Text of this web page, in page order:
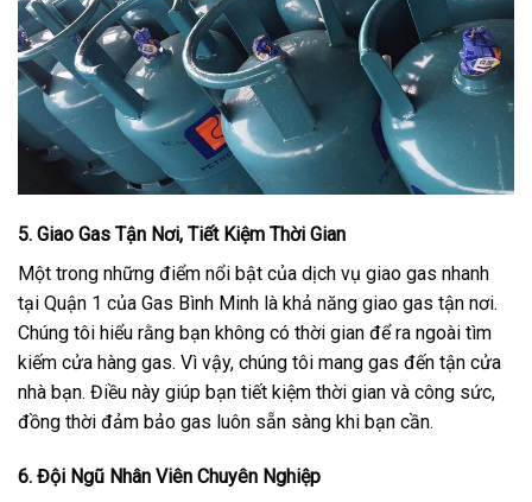
5. Giao Gas Tận Nơi, Tiết Kiệm Thời Gian
Một trong những điểm nổi bật của dịch vụ giao gas nhanh
tại Quận 1 của Gas Bình Minh là khả năng giao gas tận nơi.
Chúng tôi hiểu rằng bạn không có thời gian để ra ngoài tìm
kiếm cửa hàng gas. Vì vậy, chúng tôi mang gas đến tận cửa
nhà bạn. Điều này giúp bạn tiết kiệm thời gian và công sức,
đồng thời đảm bảo gas luôn sẵn sàng khi bạn cần.
6. Đội Ngũ Nhân Viên Chuyên Nghiệp